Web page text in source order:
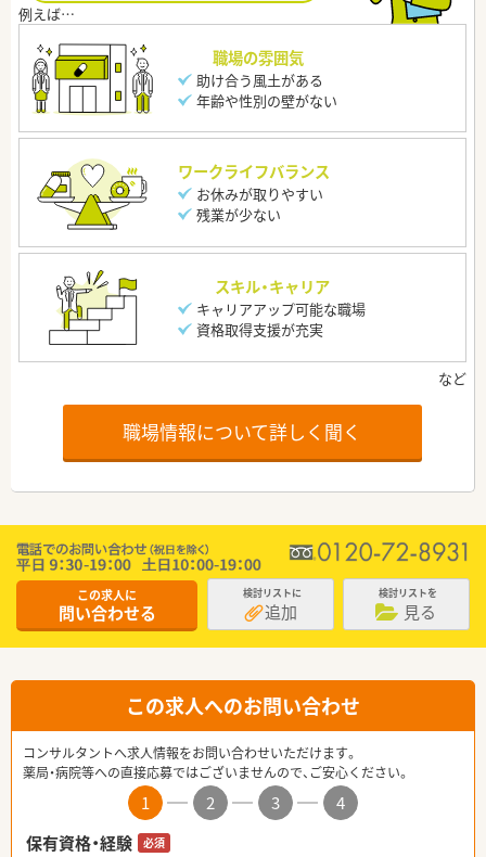
職場の雰囲気
助け合う風土がある
年齢や性別の壁がない
ワークライフバランス
お休みが取りやすい
残業が少ない
スキル・キャリア
キャリアアップ可能な職場
資格取得支援が充実
職場情報について詳しく聞く
この求人に
問い合わせる
検討リストに
追加
検討リストを
見る
この求人へのお問い合わせ
コンサルタントへ求人情報をお問い合わせいただけます。
薬局・病院等への直接応募ではございませんので、ご安心ください。
1 2 3
4
保有資格・経験
必須